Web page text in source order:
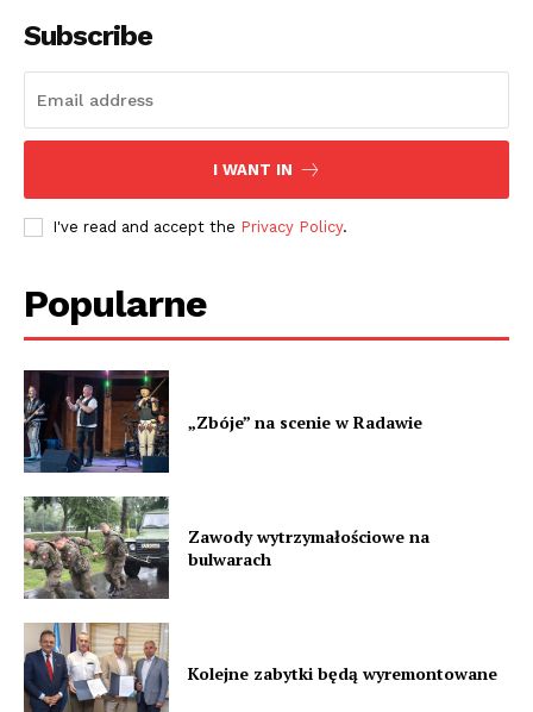
Subscribe
I WANT IN
I've read and accept the Privacy Policy.
Popularne
„Zbóje” na scenie w Radawie
Zawody wytrzymałościowe na
bulwarach
Kolejne zabytki będą wyremontowane